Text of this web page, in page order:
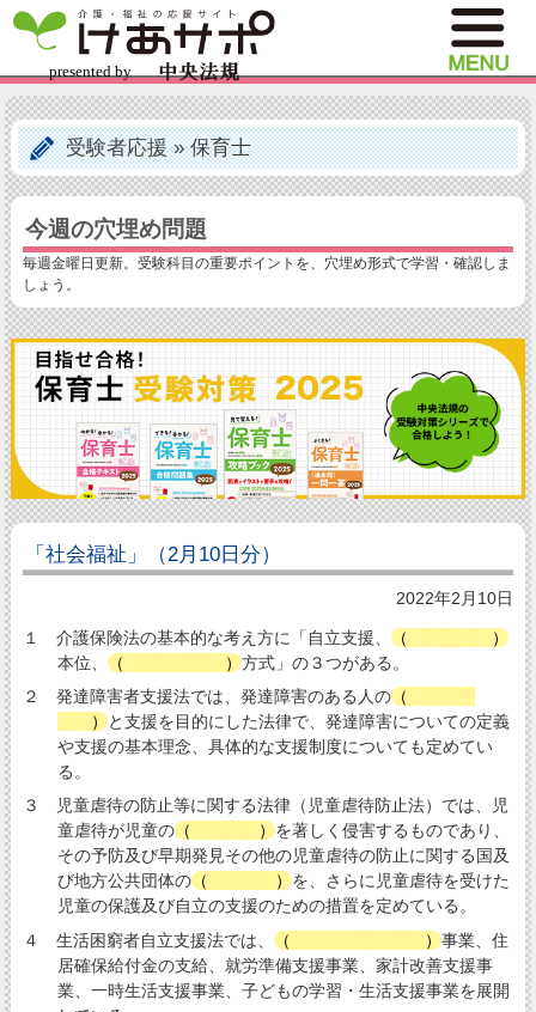
受験者応援»保育士
今週の穴埋め問題
毎週金曜日更新。受験科目の重要ポイントを、穴埋め形式で学習・確認しま
しょう。
「社会福祉」（2月10日分）
2022年2月10日
１ 介護保険法の基本的な考え方に「自立支援、 （
）
本位、 （ ）方式」の３つがある。
２ 発達障害者支援法では、発達障害のある人の（
）と支援を目的にした法律で、発達障害についての定義
や支援の基本理念、具体的な支援制度についても定めてい
る。
３ 児童虐待の防止等に関する法律（児童虐待防止法）では、児
童虐待が児童の（ ）を著しく侵害するものであり、
その予防及び早期発見その他の児童虐待の防止に関する国及
び地方公共団体の（ ）を、さらに児童虐待を受けた
児童の保護及び自立の支援のための措置を定めている。
４ 生活困窮者自立支援法では、 （ ）事業、住
居確保給付金の支給、就労準備支援事業、家計改善支援事
業、一時生活支援事業、子どもの学習・生活支援事業を展開